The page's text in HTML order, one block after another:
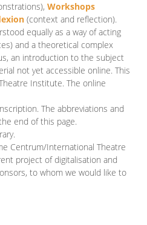
Workshops
(context and reflection).
equally as a way of acting
and a theoretical complex
an introduction to the subject
not yet accessible online. This
Institute. The online
The abbreviations and
end of this page.
Centrum/International Theatre
project of digitalisation and
to whom we would like to